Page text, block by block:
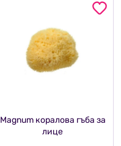
Magnum коралова гъба за
лице